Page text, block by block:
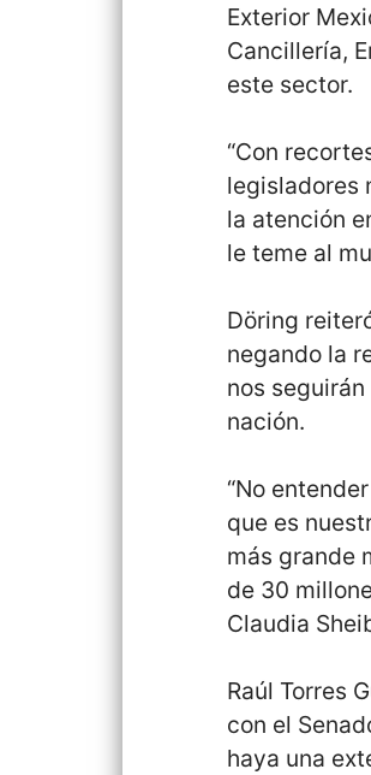
Exterior
Cancillería,
este sector.
“Con
legisladores
la atención
le teme al
Döring
negando la
nos
nación.
“No
que es
más grande
de 30
Claudia
Raúl Torres
con el
haya una